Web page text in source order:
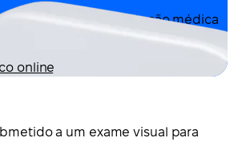
e obtenha orientação médica
— tudo online.
online
a um exame visual para